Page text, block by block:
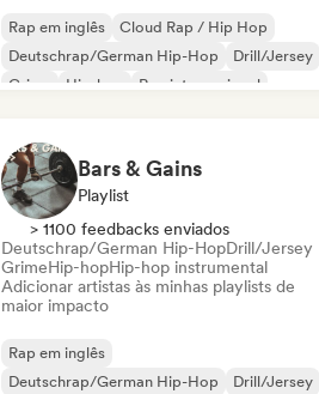
Rap em inglês
Cloud Rap / Hip Hop
Deutschrap/German Hip-Hop
Drill/Jersey
Grime
Hip-hop
Rap internacional
Bars & Gains
Playlist
> 1100 feedbacks enviados
Deutschrap/German Hip-HopDrill/Jersey
GrimeHip-hopHip-hop instrumental
Adicionar artistas às minhas playlists de
maior impacto
Rap em inglês
Deutschrap/German Hip-Hop
Drill/Jersey